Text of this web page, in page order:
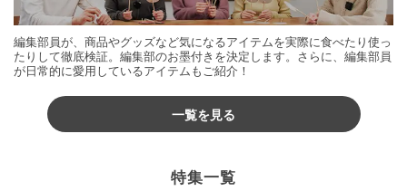
編集部員が、商品やグッズなど気になるアイテムを実際に食べたり使っ
たりして徹底検証。編集部のお墨付きを決定します。さらに、編集部員
が日常的に愛用しているアイテムもご紹介！
一覧を見る
特集一覧